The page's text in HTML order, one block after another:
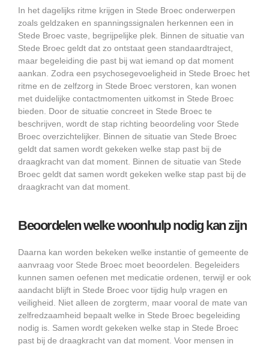
In het dagelijks ritme krijgen in Stede Broec onderwerpen
zoals geldzaken en spanningssignalen herkennen een in
Stede Broec vaste, begrijpelijke plek. Binnen de situatie van
Stede Broec geldt dat zo ontstaat geen standaardtraject,
maar begeleiding die past bij wat iemand op dat moment
aankan. Zodra een psychosegevoeligheid in Stede Broec het
ritme en de zelfzorg in Stede Broec verstoren, kan wonen
met duidelijke contactmomenten uitkomst in Stede Broec
bieden. Door de situatie concreet in Stede Broec te
beschrijven, wordt de stap richting beoordeling voor Stede
Broec overzichtelijker. Binnen de situatie van Stede Broec
geldt dat samen wordt gekeken welke stap past bij de
draagkracht van dat moment. Binnen de situatie van Stede
Broec geldt dat samen wordt gekeken welke stap past bij de
draagkracht van dat moment.
Beoordelen welke woonhulp nodig kan zijn
Daarna kan worden bekeken welke instantie of gemeente de
aanvraag voor Stede Broec moet beoordelen. Begeleiders
kunnen samen oefenen met medicatie ordenen, terwijl er ook
aandacht blijft in Stede Broec voor tijdig hulp vragen en
veiligheid. Niet alleen de zorgterm, maar vooral de mate van
zelfredzaamheid bepaalt welke in Stede Broec begeleiding
nodig is. Samen wordt gekeken welke stap in Stede Broec
past bij de draagkracht van dat moment. Voor mensen in